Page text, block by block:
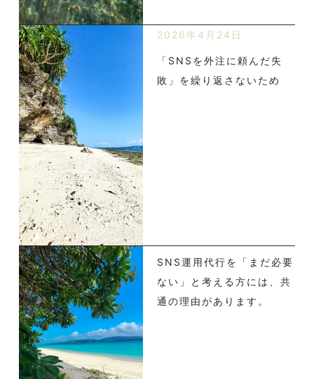
2026年4月24日
「SNSを外注に頼んだ失
敗」を繰り返さないため
SNS運用代行を「まだ必要
ない」と考える方には、共
通の理由があります。